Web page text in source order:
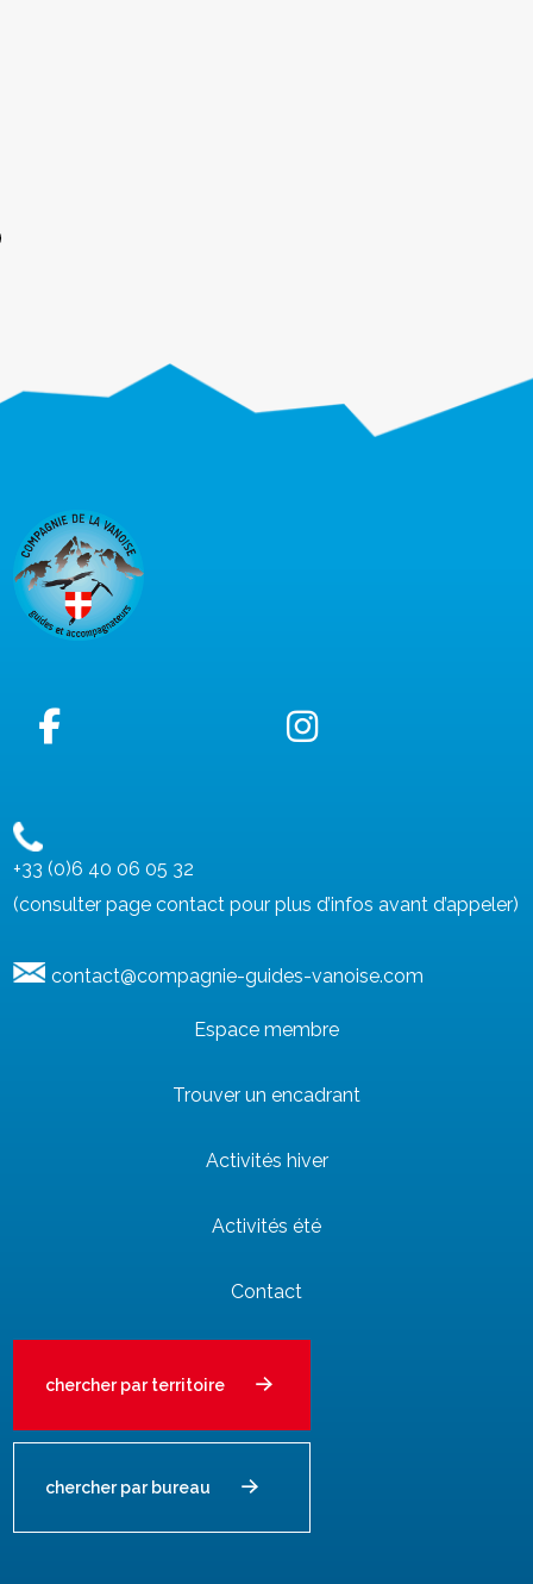
+33 (0)6 40 06 05 32
(consulter page contact pour plus d’infos avant d’appeler)
contact@compagnie-guides-vanoise.com
Espace membre
Trouver un encadrant
Activités hiver
Activités été
Contact
chercher par territoire
chercher par bureau